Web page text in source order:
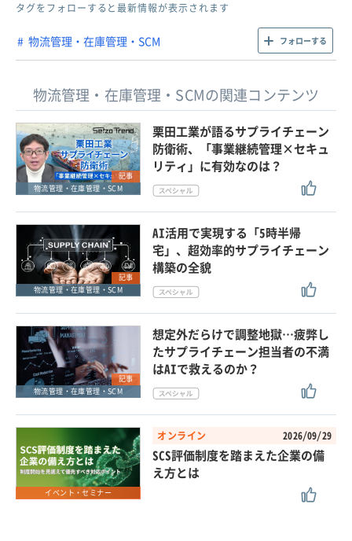
タグをフォローすると最新情報が表示されます
物流管理・在庫管理・SCM フォローする
物流管理・在庫管理・SCMの関連コンテンツ
記事
物流管理・在庫管理・SCM
栗田工業が語るサプライチェーン
防衛術、「事業継続管理×セキュ
リティ」に有効なのは？
記事
物流管理・在庫管理・SCM
AI活用で実現する「5時半帰
宅」、超効率的サプライチェーン
構築の全貌
記事
物流管理・在庫管理・SCM
想定外だらけで調整地獄…疲弊し
たサプライチェーン担当者の不満
はAIで救えるのか？
イベント・セミナー
オンライン 2026/09/29
SCS評価制度を踏まえた企業の備
え方とは